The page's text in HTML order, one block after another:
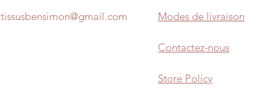
tissusbensimon@gmail.com Modes de livraison
Contactez-nous
Store Policy